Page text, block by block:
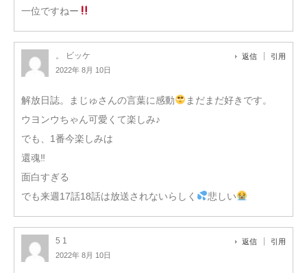
一位ですねー
。 ビッケ
2022年 8月 10日
返信 引用
解放日誌。まじゅさんの言葉に感動
まだまだ好きです。
ウヨンウちゃん可愛くて楽しみ♪
でも、1番今楽しみは
還魂‼︎
面白すぎる
でも来週17話18話は放送されないらしく
悲しい
5 1
2022年 8月 10日
返信 引用